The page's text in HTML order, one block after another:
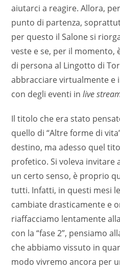
aiutarci a reagire. Allora,
punto di partenza,
per questo il Salone si
veste e se, per il
di persona al Lingotto di
abbracciare virtualmente e
con degli eventi inlive
Il titolo che era stato
quello di “Altre forme di
destino, ma adesso quel
profetico. Si voleva
un certo senso, è proprio
tutti. Infatti, in questi mesi
cambiate drasticamente e
riaffacciamo lentamente
con la “fase 2”, pensiamo
che abbiamo vissuto in
modo vivremo ancora per